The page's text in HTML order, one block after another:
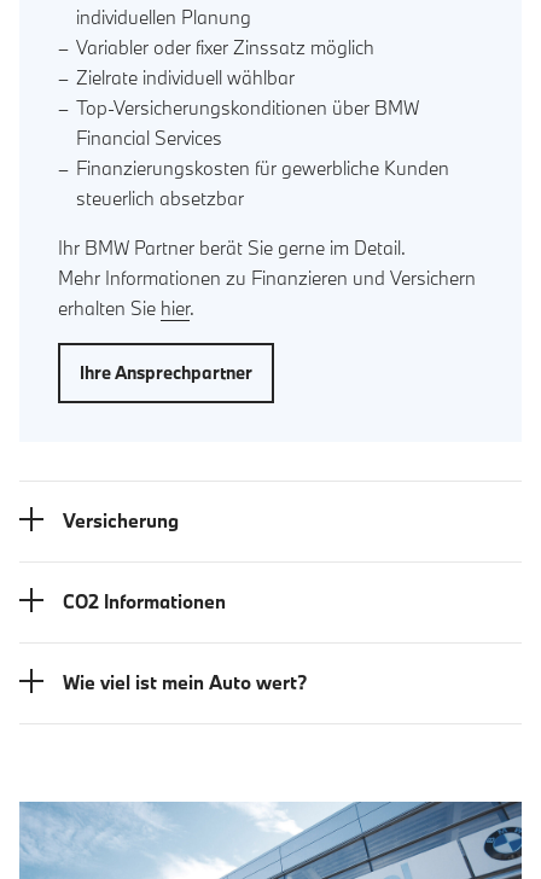
individuellen Planung
Variabler oder fixer Zinssatz möglich
Zielrate individuell wählbar
Top-Versicherungskonditionen über BMW
Financial Services
Finanzierungskosten für gewerbliche Kunden
steuerlich absetzbar
Ihr BMW Partner berät Sie gerne im Detail.
Mehr Informationen zu Finanzieren und Versichern
erhalten Sie hier.
Ihre Ansprechpartner
Versicherung
CO2 Informationen
Wie viel ist mein Auto wert?